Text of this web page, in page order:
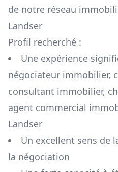
de notre réseau
Landser
Profil recherché :
Une expérience
négociateur immobilier,
consultant immobilier,
agent commercial
Landser
Un excellent sens de
la négociation